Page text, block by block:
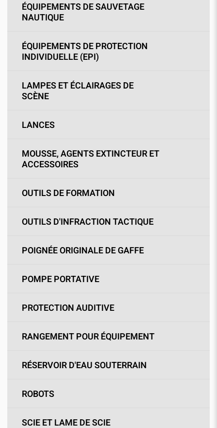
ÉQUIPEMENTS DE SAUVETAGE
NAUTIQUE
ÉQUIPEMENTS DE PROTECTION
INDIVIDUELLE (EPI)
LAMPES ET ÉCLAIRAGES DE
SCÈNE
LANCES
MOUSSE, AGENTS EXTINCTEUR ET
ACCESSOIRES
OUTILS DE FORMATION
OUTILS D'INFRACTION TACTIQUE
POIGNÉE ORIGINALE DE GAFFE
POMPE PORTATIVE
PROTECTION AUDITIVE
RANGEMENT POUR ÉQUIPEMENT
RÉSERVOIR D'EAU SOUTERRAIN
ROBOTS
SCIE ET LAME DE SCIE